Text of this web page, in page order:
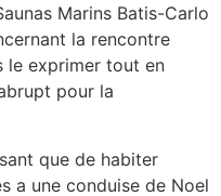
Marins Batis-Carlo
la rencontre
le exprimer tout en
pour la
que de habiter
a une conduise de Noel